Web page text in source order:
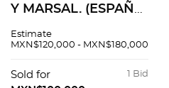
Y MARSAL. (ESPAÑA,
INTERIOR DE
sobre papel Firmado
Estimate
MXN$120,000 - MXN$180,000
1 Bid
Sold for